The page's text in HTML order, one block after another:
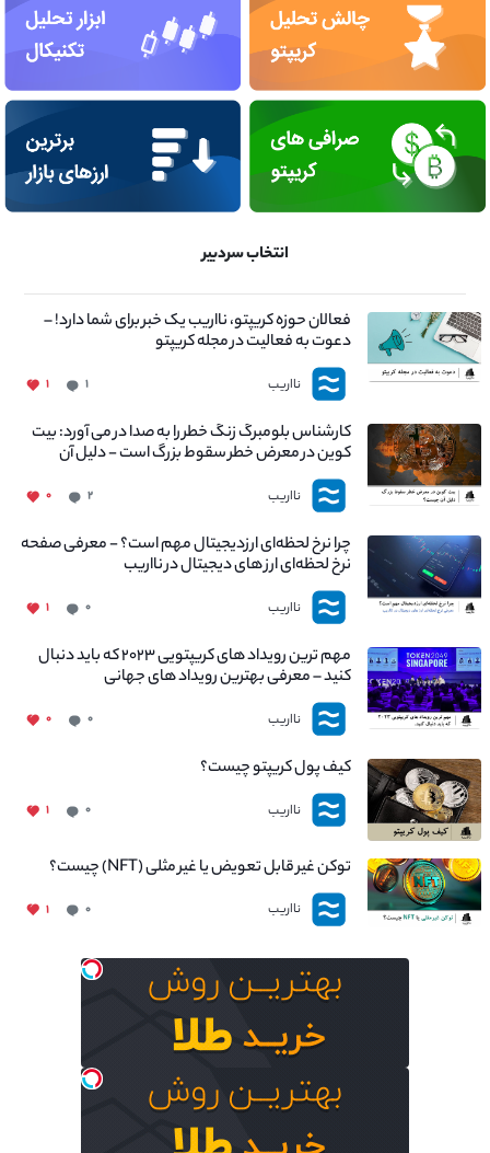
انتخاب سردبیر
فعالان حوزه کریپتو، نااریب یک خبر برای شما دارد! –
دعوت به فعالیت در مجله کریپتو
نااریب ۱ ۱
کارشناس بلومبرگ زنگ خطر را به صدا در می آورد: بیت
کوین در معرض خطر سقوط بزرگ است - دلیل آن
چیست؟
نااریب ۲ ۰
چرا نرخ لحظه‌ای ارزدیجیتال مهم است؟ - معرفی صفحه
نرخ لحظه‌ای ارز های دیجیتال در نااریب
نااریب ۰ ۱
مهم ترین رویداد های کریپتویی ۲۰۲۳ که باید دنبال
کنید – معرفی بهترین رویداد های جهانی
نااریب ۰ ۰
کیف پول کریپتو چیست؟
نااریب ۰ ۱
توکن غیر قابل تعویض یا غیر مثلی (NFT) چیست؟
نااریب ۰ ۱